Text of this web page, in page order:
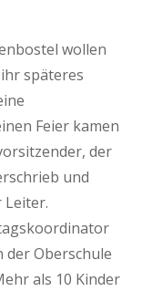
wollen
späteres
Feier kamen
der
und
Leiter.
der Oberschule
als 10 Kinder